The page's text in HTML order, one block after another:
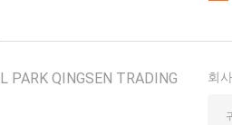
PARK QINGSEN TRADING
회